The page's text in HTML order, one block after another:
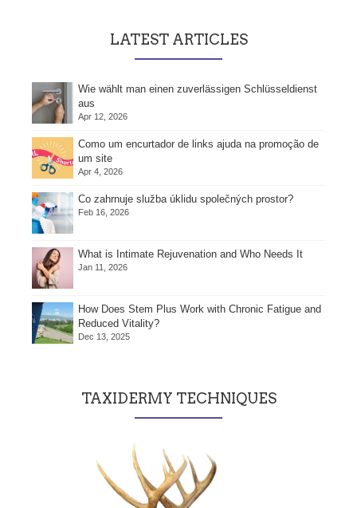
LATEST ARTICLES
Wie wählt man einen zuverlässigen Schlüsseldienst
aus
Apr 12, 2026
Como um encurtador de links ajuda na promoção de
um site
Apr 4, 2026
Co zahrnuje služba úklidu společných prostor?
Feb 16, 2026
What is Intimate Rejuvenation and Who Needs It
Jan 11, 2026
How Does Stem Plus Work with Chronic Fatigue and
Reduced Vitality?
Dec 13, 2025
TAXIDERMY TECHNIQUES